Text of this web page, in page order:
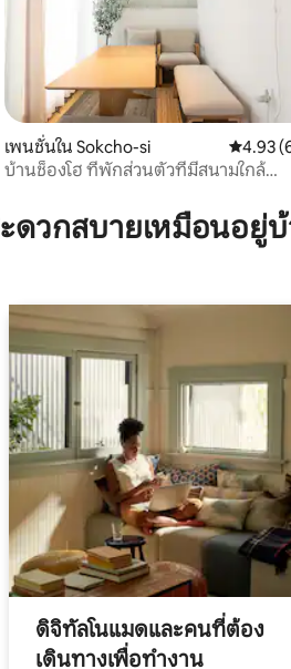
จาก 5, 129 รีวิว
เพนชั่นใน Sokcho-si คะแนนเ
4.93
บ้านช็องโฮ ที่พักส่วนตัวที่มีสนามใกล้
ดวกสบายเหมือนอยู่
ดิจิทัลโนแมดและคนที่ต้อง
เดินทางเพื่อทำงาน